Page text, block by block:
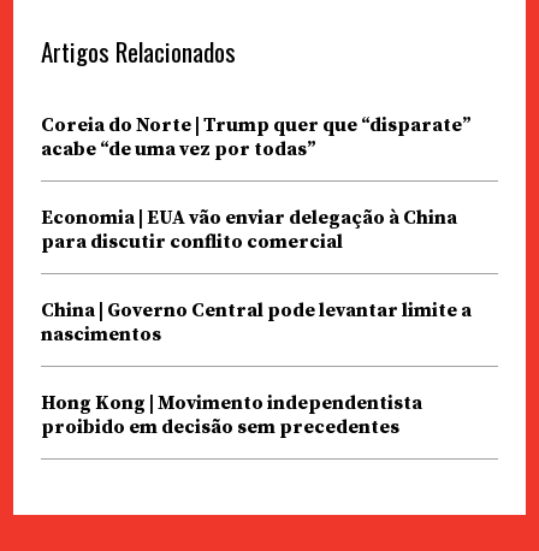
Artigos Relacionados
Coreia do Norte | Trump quer que “disparate”
acabe “de uma vez por todas”
Economia | EUA vão enviar delegação à China
para discutir conflito comercial
China | Governo Central pode levantar limite a
nascimentos
Hong Kong | Movimento independentista
proibido em decisão sem precedentes